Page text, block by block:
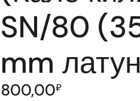
SN/80
mm
800,00₽